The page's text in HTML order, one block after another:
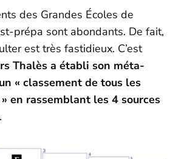
des Grandes Écoles de
prépa sont abondants. De fait,
est très fastidieux. C’est
Thalès a établi son méta-
« classement de tous les
en rassemblant les 4 sources
.